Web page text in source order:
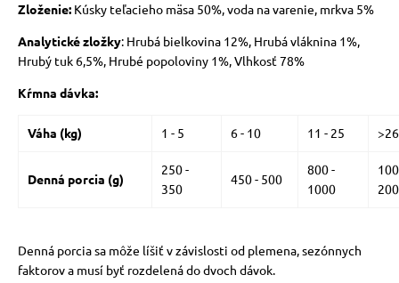
Zloženie: Kúsky teľacieho mäsa 50%, voda na varenie, mrkva 5%
Analytické zložky: Hrubá bielkovina 12%, Hrubá vláknina 1%,
Hrubý tuk 6,5%, Hrubé popoloviny 1%, Vlhkosť 78%
Kŕmna dávka:
Váha (kg) 1 - 5 6 - 10 11 - 25 >26
Denná porcia (g)
250 -
350
450 - 500
800 -
1000
Denná porcia sa môže líšiť v závislosti od plemena, sezónnych
faktorov a musí byť rozdelená do dvoch dávok.